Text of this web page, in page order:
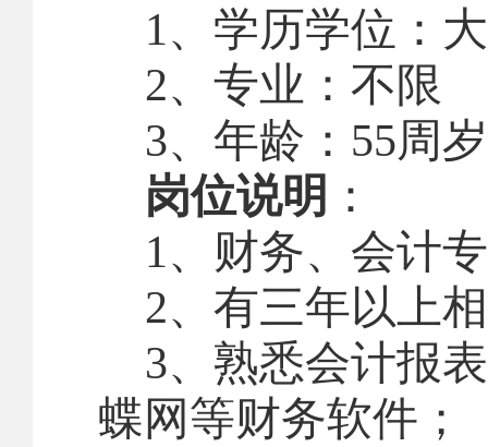
1、学历学位：
2、专业：不限
3、年龄： 55周
岗位说明 ：
1、财务、会计
2、有三年以上
3、熟悉会计报
蝶网等财务软件；